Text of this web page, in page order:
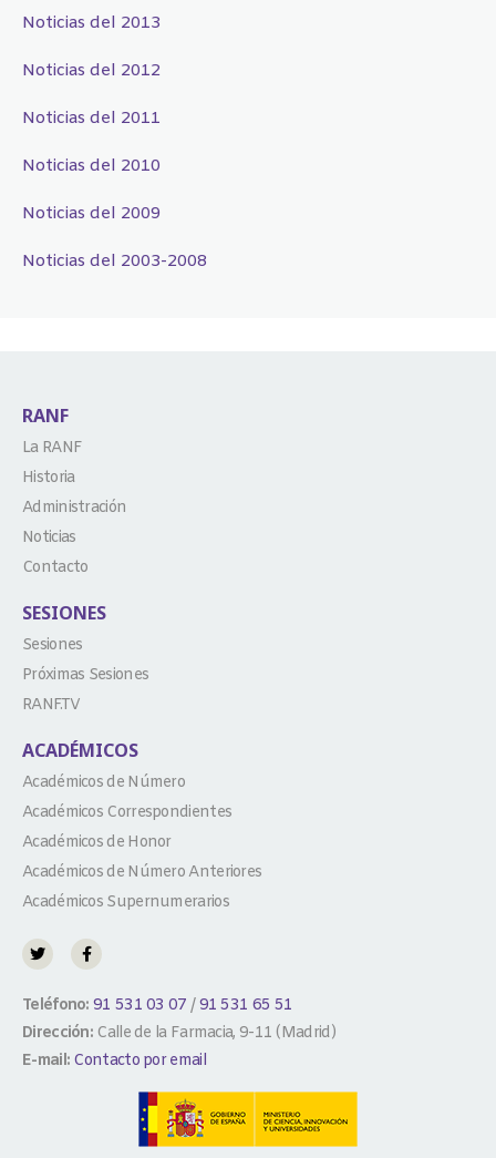
Noticias del 2013
Noticias del 2012
Noticias del 2011
Noticias del 2010
Noticias del 2009
Noticias del 2003-2008
RANF
La RANF
Historia
Administración
Noticias
Contacto
SESIONES
Sesiones
Próximas Sesiones
RANF.TV
ACADÉMICOS
Académicos de Número
Académicos Correspondientes
Académicos de Honor
Académicos de Número Anteriores
Académicos Supernumerarios
Teléfono: 91 531 03 07 /91 531 65 51
Dirección: Calle de la Farmacia, 9-11 (Madrid)
E-mail: Contacto por email